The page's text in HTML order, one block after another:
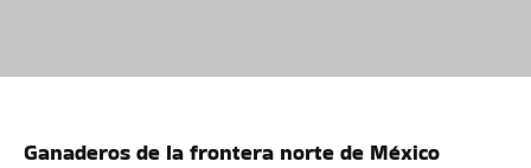
Ganaderos de la frontera norte de México